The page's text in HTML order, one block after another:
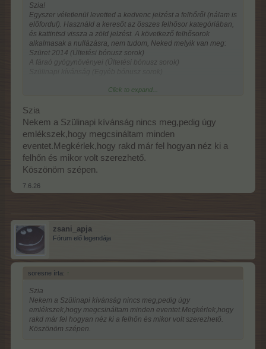
Szia!
Egyszer véletlenül levetted a kedvenc jelzést a felhőről (nálam is
előfordul). Használd a keresőt az összes felhősor kategóriában,
és kattintsd vissza a zöld jelzést. A következő felhősorok
alkalmasak a nullázásra, nem tudom, Neked melyik van meg:
Szüret 2014 (Ültetési bónusz sorok)
A fáraó gyógynövényei (Ültetési bónusz sorok)
Click to expand...
Szia
Nekem a Szülinapi kívánság nincs meg,pedig úgy
emlékszek,hogy megcsináltam minden
eventet.Megkérlek,hogy rakd már fel hogyan néz ki a
felhőn és mikor volt szerezhető.
Köszönöm szépen.
7.6.26
zsani_apja
Fórum elő legendája
soresne írta: ↑
Szia
Nekem a Szülinapi kívánság nincs meg,pedig úgy
emlékszek,hogy megcsináltam minden eventet.Megkérlek,hogy
rakd már fel hogyan néz ki a felhőn és mikor volt szerezhető.
Köszönöm szépen.